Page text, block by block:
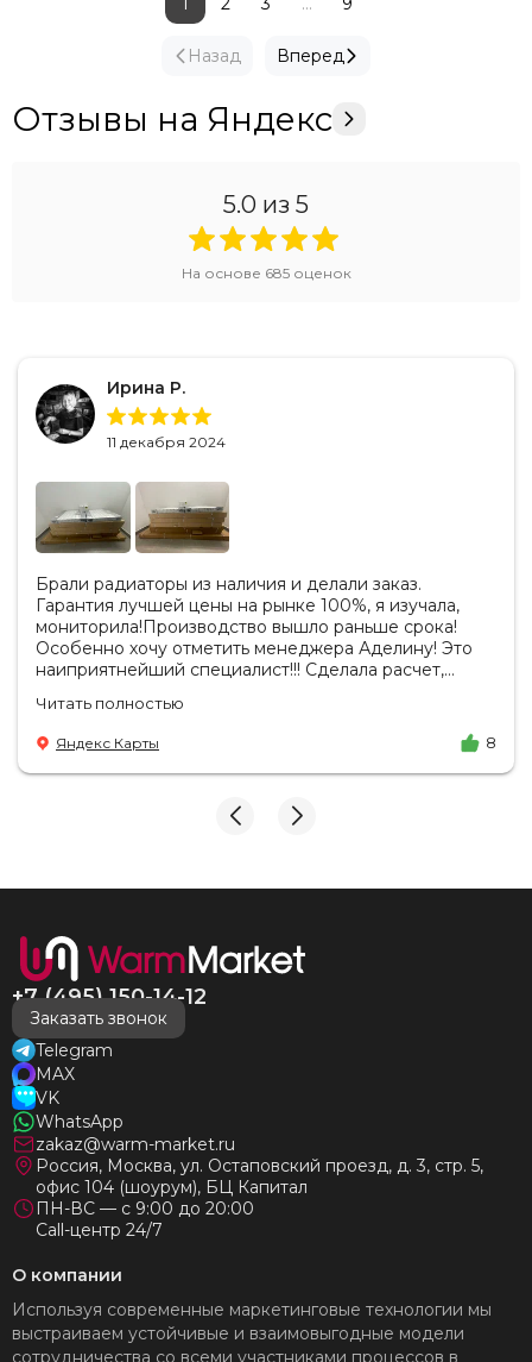
Назад Вперед
Отзывы на Яндекс
5.0 из 5
На основе 685оценок
Ирина Р.
11 декабря 2024
Брали радиаторы из наличия и делали заказ.
Гарантия лучшей цены на рынке 100%, я изучала,
мониторила!Производство вышло раньше срока!
Особенно хочу отметить менеджера Аделину! Это
наиприятнейший специалист!!! Сделала расчет,
цену. Всегда на связи, на все вопросы есть ответы.
Доставка на удобный день, удобное время! Никаких
замечаний, только бесконечное удовольствие от
взаимодействия с ней. Вот это я понимаю - ЛИЦО
И надеюсь наши чудесные радиаторы будут греть
Читать полностью
Яндекс Карты 8
+7 (495) 150-14-12
Заказать звонок
Telegram
MAX
VK
WhatsApp
zakaz@warm-market.ru
Россия, Москва, ул. Остаповский проезд, д. 3, стр. 5,
офис 104 (шоурум), БЦ Капитал
ПН-ВС — с 9:00 до 20:00
Call-центр 24/7
О компании
Используя современные маркетинговые технологии мы
выстраиваем устойчивые и взаимовыгодные модели
сотрудничества со всеми участниками процессов в